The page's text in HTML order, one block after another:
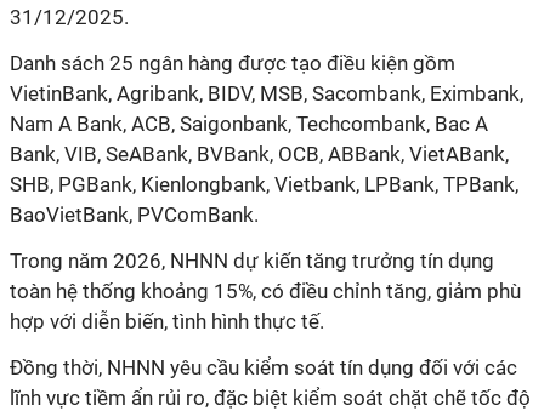
31/12/2025.
Danh sách 25 ngân hàng được tạo điều kiện gồm
VietinBank, Agribank, BIDV, MSB, Sacombank, Eximbank,
Nam A Bank, ACB, Saigonbank, Techcombank, Bac A
Bank, VIB, SeABank, BVBank, OCB, ABBank, VietABank,
SHB, PGBank, Kienlongbank, Vietbank, LPBank, TPBank,
BaoVietBank, PVComBank.
Trong năm 2026, NHNN dự kiến tăng trưởng tín dụng
toàn hệ thống khoảng 15%, có điều chỉnh tăng, giảm phù
hợp với diễn biến, tình hình thực tế.
Đồng thời, NHNN yêu cầu kiểm soát tín dụng đối với các
lĩnh vực tiềm ẩn rủi ro, đặc biệt kiểm soát chặt chẽ tốc độ